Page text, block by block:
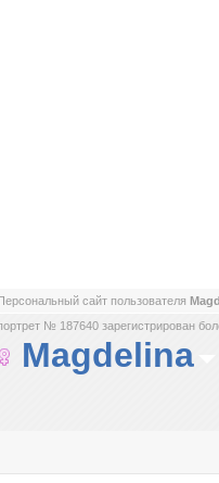
сайт пользователя
№ 187640 зарегистрирован
Magdelina